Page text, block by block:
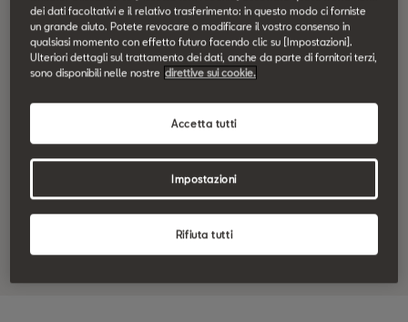
Configurare ora
Richiesta di offerta
Giro di prova
Ricerca partner SEAT
dei dati facoltativi e il relativo trasferimento: in questo modo ci forniste
un grande aiuto. Potete revocare o modificare il vostro consenso in
qualsiasi momento con effetto futuro facendo clic su [Impostazioni].
Ulteriori dettagli sul trattamento dei dati, anche da parte di fornitori terzi,
sono disponibili nelle nostre direttive sui cookie.
Rifiuta tutti
Accetta tutti
Impostazioni